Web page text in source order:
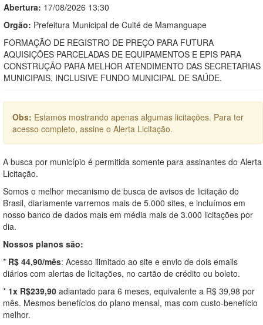
Abertura: 17/08/2026 13:30
Orgão: Prefeitura Municipal de Cuité de Mamanguape
FORMAÇÃO DE REGISTRO DE PREÇO PARA FUTURA
AQUISIÇÕES PARCELADAS DE EQUIPAMENTOS E EPIS PARA
CONSTRUÇÃO PARA MELHOR ATENDIMENTO DAS SECRETARIAS
MUNICIPAIS, INCLUSIVE FUNDO MUNICIPAL DE SAÚDE.
Obs: Estamos mostrando apenas algumas licitações. Para ter
acesso completo, assine o Alerta Licitação.
A busca por município é permitida somente para assinantes do Alerta
Licitação.
Somos o melhor mecanismo de busca de avisos de licitação do
Brasil, diariamente varremos mais de 5.000 sites, e incluímos em
nosso banco de dados mais em média mais de 3.000 licitações por
dia.
Nossos planos são:
* R$ 44,90/mês: Acesso ilimitado ao site e envio de dois emails
diários com alertas de licitações, no cartão de crédito ou boleto.
* 1x R$239,90 adiantado para 6 meses, equivalente a R$ 39,98 por
mês. Mesmos benefícios do plano mensal, mas com custo-benefício
melhor.